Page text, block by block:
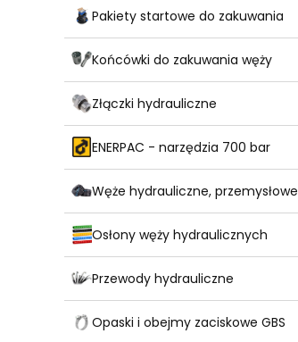
Pakiety startowe do zakuwania
Końcówki do zakuwania węży
Złączki hydrauliczne
ENERPAC - narzędzia 700 bar
Węże hydrauliczne, przemysłowe
Osłony węży hydraulicznych
Przewody hydrauliczne
Opaski i obejmy zaciskowe GBS